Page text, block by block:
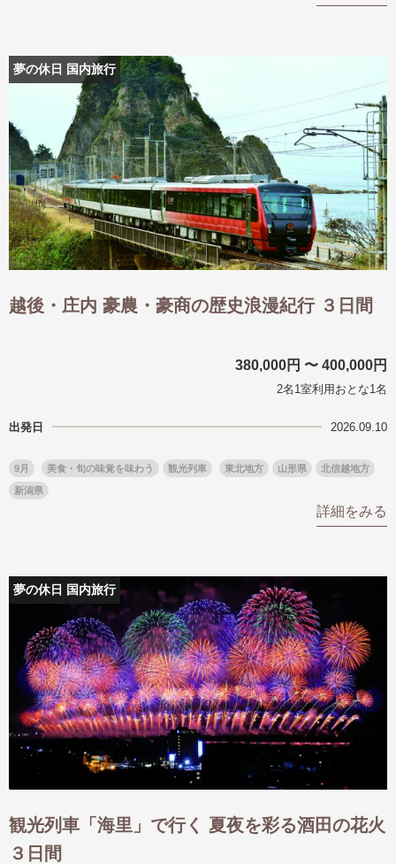
絶景
日系航空会社で行く
世界遺産を訪れる
1度は見てみたい遺跡
野生動物に出合う
オーロラ
クルーズ
音楽鑑賞
名画鑑賞
お花・紅葉
鉄道の旅
ハイキング・トレッキング
専任ガイド・講師同行の旅
1名様からの旅
ラ・プルミエール（エールフランス
キング
観光列車
島旅
芸術鑑賞（美術、音楽）・講師同行
の旅
夢の休日 国内旅行
越後・庄内 豪農・豪商の歴史浪漫紀行 ３日間
380,000円 〜 400,000円
2名1室利用おとな1名
出発日 2026.09.10
9月 美食・旬の味覚を味わう 観光列車 東北地方 山形県 北信越地方
新潟県
詳細をみる
夢の休日 国内旅行
観光列車「海里」で行く 夏夜を彩る酒田の花火
３日間